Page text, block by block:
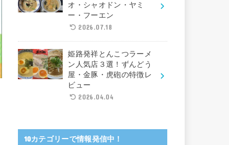
オ・シャオドン・ヤミ
ー・フーエン
2026.07.18
姫路発祥とんこつラーメ
ン人気店３選！ずんどう
屋・金豚・虎砲の特徴レ
ビュー
2026.04.04
10カテゴリーで情報発信中！